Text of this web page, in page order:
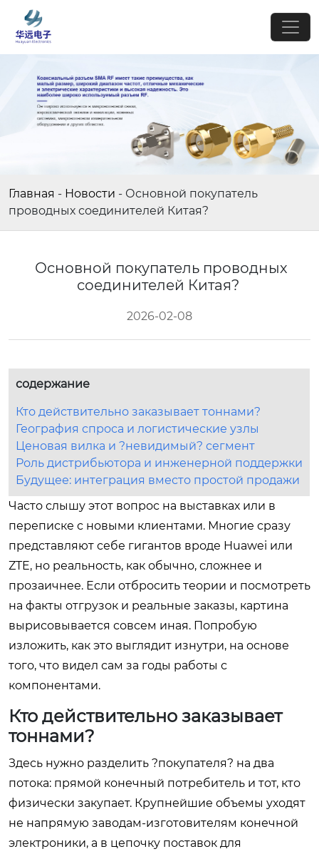
Главная - Новости - Основной покупатель
проводных соединителей Китая?
Основной покупатель проводных
соединителей Китая?
2026-02-08
содержание
Кто действительно заказывает тоннами?
География спроса и логистические узлы
Ценовая вилка и ?невидимый? сегмент
Роль дистрибьютора и инженерной поддержки
Будущее: интеграция вместо простой продажи
Часто слышу этот вопрос на выставках или в
переписке с новыми клиентами. Многие сразу
представляют себе гигантов вроде Huawei или
ZTE, но реальность, как обычно, сложнее и
прозаичнее. Если отбросить теории и посмотреть
на факты отгрузок и реальные заказы, картина
вырисовывается совсем иная. Попробую
изложить, как это выглядит изнутри, на основе
того, что видел сам за годы работы с
компонентами.
Кто действительно заказывает
тоннами?
Здесь нужно разделить ?покупателя? на два
потока: прямой конечный потребитель и тот, кто
физически закупает. Крупнейшие объемы уходят
не напрямую заводам-изготовителям конечной
электроники, а в цепочку поставок для